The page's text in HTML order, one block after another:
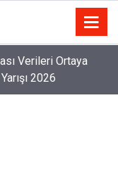
Verileri Ortaya
2026